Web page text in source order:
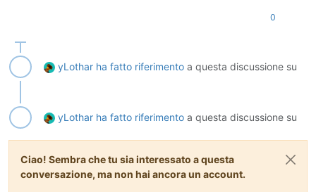
0
yLothar ha fatto riferimento a questa discussione su
yLothar ha fatto riferimento a questa discussione su
Ciao! Sembra che tu sia interessato a questa
conversazione, ma non hai ancora un account.